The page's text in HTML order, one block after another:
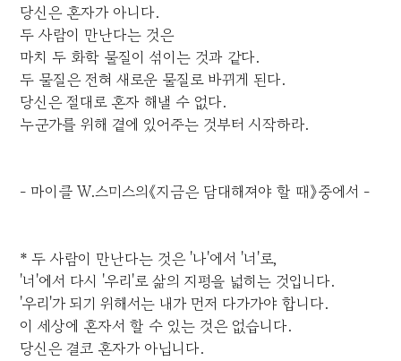
당신은 혼자가 아니다.
두 사람이 만난다는 것은
마치 두 화학 물질이 섞이는 것과 같다.
두 물질은 전혀 새로운 물질로 바뀌게 된다.
당신은 절대로 혼자 해낼 수 없다.
누군가를 위해 곁에 있어주는 것부터 시작하라.
- 마이클 W.스미스의《지금은 담대해져야 할 때》중에서 -
* 두 사람이 만난다는 것은 '나'에서 '너'로,
'너'에서 다시 '우리'로 삶의 지평을 넓히는 것입니다.
'우리'가 되기 위해서는 내가 먼저 다가가야 합니다.
이 세상에 혼자서 할 수 있는 것은 없습니다.
당신은 결코 혼자가 아닙니다.